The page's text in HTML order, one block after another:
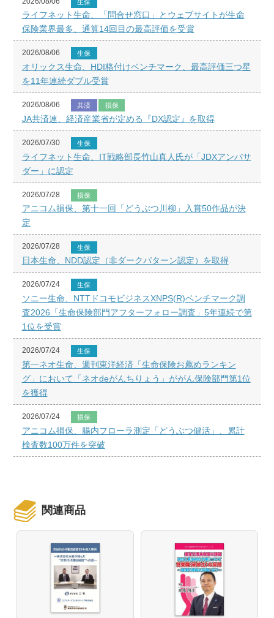
生保
ライフネット生命、「問合せ窓口」とウェブサイトが生命
保険業界最多、通算14回目の最高評価を受賞
2026/08/06 生保
オリックス生命、HDI格付けベンチマーク、最高評価三つ星
を11年連続ダブル受賞
2026/08/06 共済 損保
JA共済連、経済産業省が定める『DX認定』を取得
2026/07/30 生保
ライフネット生命、IT戦略部長竹山真人氏が「JDXアンバサ
ダー」に認定
2026/07/28 損保
アニコム損保、第十一回「どうぶつ川柳」入賞50作品が決
定
2026/07/28 生保
日本生命、NDD認定（非ダークパターン認定）を取得
2026/07/24 生保
ソニー生命、NTTドコモビジネスXNPS(R)ベンチマーク調
査2026「生命保険部門アフターフォロー調査」5年連続で第
1位を受賞
2026/07/24 生保
第一ネオ生命、週刊東洋経済「生命保険お薦めランキン
グ」において「ネオdeがんちりょう」ががん保険部門第1位
を獲得
2026/07/24 損保
アニコム損保、腸内フローラ測定「どうぶつ健活」、累計
検査数100万件を突破
関連商品